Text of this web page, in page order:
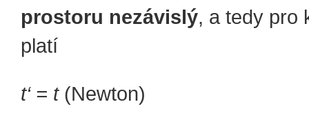
prostoru nezávislý, a tedy pro
platí
t‘ = t(Newton)